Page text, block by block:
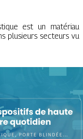
est un matériau
plusieurs secteurs vu